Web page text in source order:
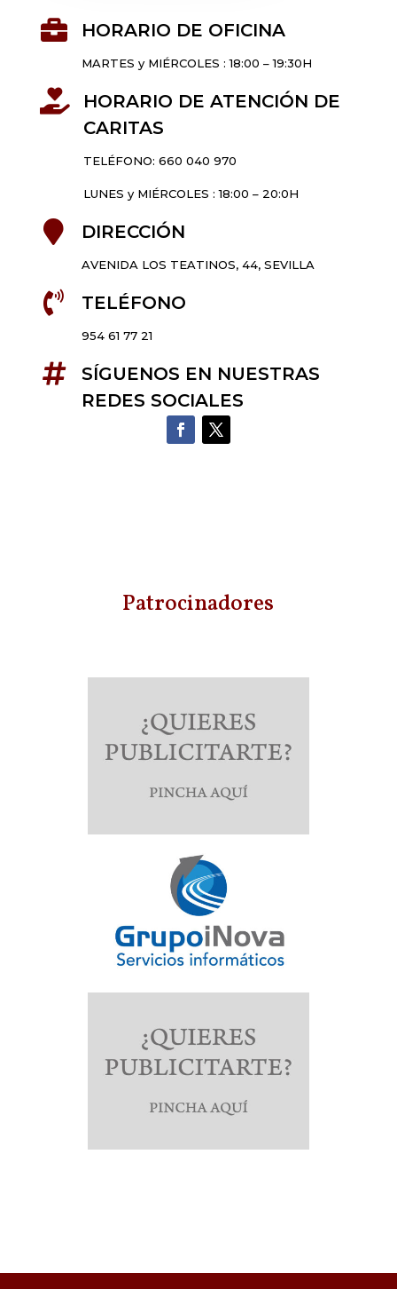
 HORARIO DE OFICINA
MARTES y MIÉRCOLES : 18:00 – 19:30H

HORARIO DE ATENCIÓN DE
CARITAS
TELÉFONO: 660 040 970
LUNES y MIÉRCOLES : 18:00 – 20:0H
 DIRECCIÓN
AVENIDA LOS TEATINOS, 44, SEVILLA
 TELÉFONO
954 61 77 21

SÍGUENOS EN NUESTRAS
REDES SOCIALES
Patrocinadores